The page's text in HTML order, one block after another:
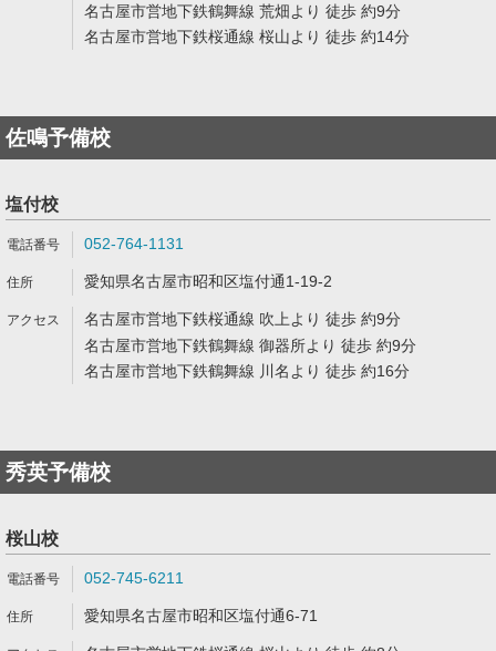
名古屋市営地下鉄鶴舞線 荒畑より 徒歩 約9分
名古屋市営地下鉄桜通線 桜山より 徒歩 約14分
佐鳴予備校
塩付校
052-764-1131
愛知県名古屋市昭和区塩付通1-19-2
名古屋市営地下鉄桜通線 吹上より 徒歩 約9分
名古屋市営地下鉄鶴舞線 御器所より 徒歩 約9分
名古屋市営地下鉄鶴舞線 川名より 徒歩 約16分
秀英予備校
桜山校
052-745-6211
愛知県名古屋市昭和区塩付通6-71